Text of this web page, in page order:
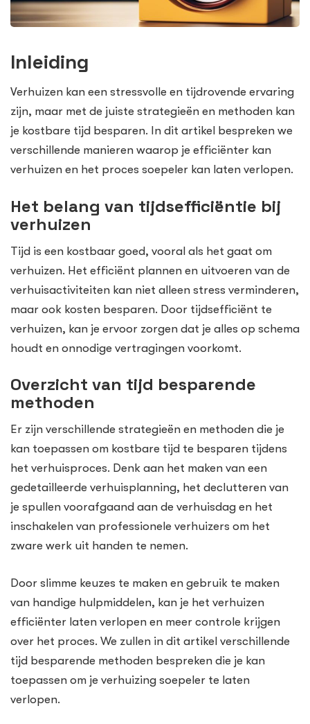
Inleiding
Verhuizen kan een stressvolle en tijdrovende ervaring
zijn, maar met de juiste strategieën en methoden kan
je kostbare tijd besparen. In dit artikel bespreken we
verschillende manieren waarop je efficiënter kan
verhuizen en het proces soepeler kan laten verlopen.
Het belang van tijdsefficiëntie bij
verhuizen
Tijd is een kostbaar goed, vooral als het gaat om
verhuizen. Het efficiënt plannen en uitvoeren van de
verhuisactiviteiten kan niet alleen stress verminderen,
maar ook kosten besparen. Door tijdsefficiënt te
verhuizen, kan je ervoor zorgen dat je alles op schema
houdt en onnodige vertragingen voorkomt.
Overzicht van tijd besparende
methoden
Er zijn verschillende strategieën en methoden die je
kan toepassen om kostbare tijd te besparen tijdens
het verhuisproces. Denk aan het maken van een
gedetailleerde verhuisplanning, het declutteren van
je spullen voorafgaand aan de verhuisdag en het
inschakelen van professionele verhuizers om het
zware werk uit handen te nemen.
Door slimme keuzes te maken en gebruik te maken
van handige hulpmiddelen, kan je het verhuizen
efficiënter laten verlopen en meer controle krijgen
over het proces. We zullen in dit artikel verschillende
tijd besparende methoden bespreken die je kan
toepassen om je verhuizing soepeler te laten
verlopen.